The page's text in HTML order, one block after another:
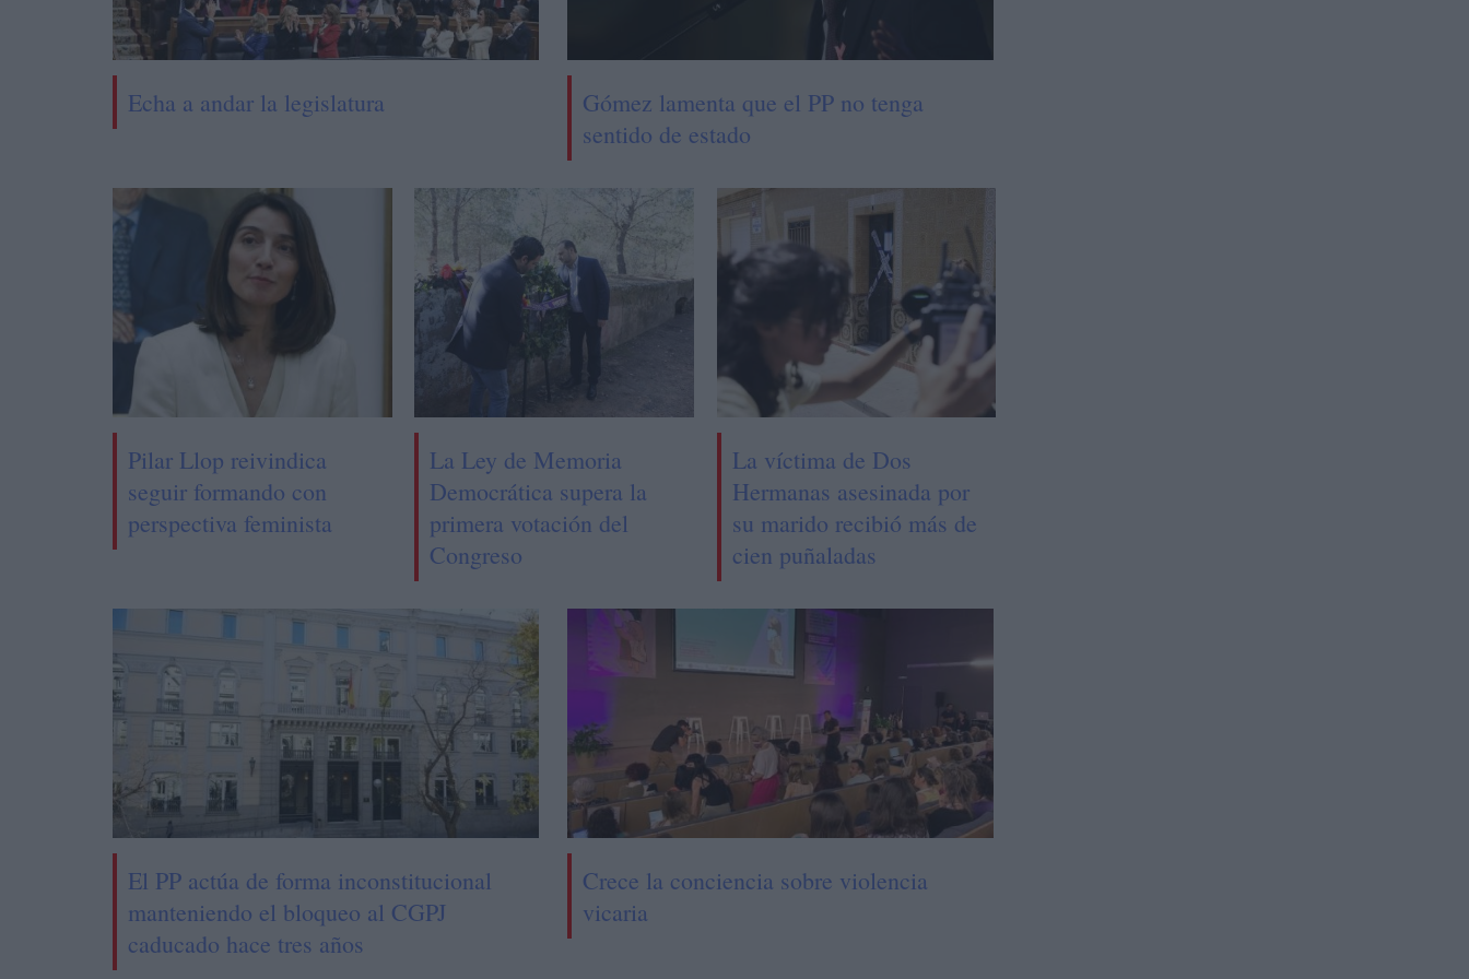
Echa a andar la legislatura
Gómez lamenta que el PP no tenga
sentido de estado
Pilar Llop reivindica
seguir formando con
perspectiva feminista
La Ley de Memoria
Democrática supera la
primera votación del
Congreso
La víctima de Dos
Hermanas asesinada por
su marido recibió más de
cien puñaladas
El PP actúa de forma inconstitucional
manteniendo el bloqueo al CGPJ
caducado hace tres años
Crece la conciencia sobre violencia
vicaria